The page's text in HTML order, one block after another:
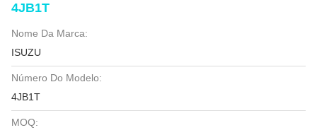
4JB1T
Nome Da Marca:
ISUZU
Número Do Modelo:
4JB1T
MOQ: